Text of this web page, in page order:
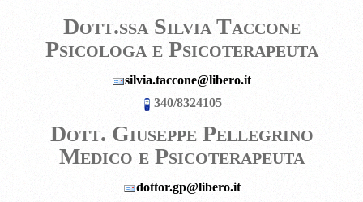
Dott.ssa Silvia Taccone
Psicologa e Psicoterapeuta
silvia.taccone@libero.it
340/8324105
Dott. Giuseppe Pellegrino
Medico e Psicoterapeuta
dottor.gp@libero.it